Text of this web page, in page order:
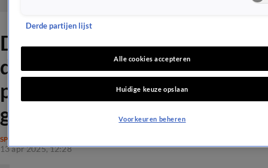
Deze Celebrity Big Brother-
deelnemer verlaat
programma na ongepast
gedrag
SPRAAKMAKEND
13 apr 2025, 12:28
Derde partijen lijst
Alle cookies accepteren
Huidige keuze opslaan
Voorkeuren beheren